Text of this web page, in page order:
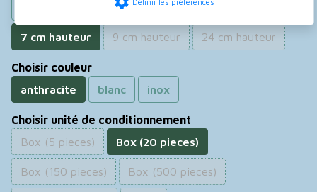
5 cm hauteur 6 cm hauteur
7 cm hauteur 9 cm hauteur 24 cm hauteur
Choisir couleur
anthracite
blanc inox
Choisir unité de conditionnement
Box (5 pieces)
Box (20 pieces)
Box (150 pieces) Box (500 pieces)